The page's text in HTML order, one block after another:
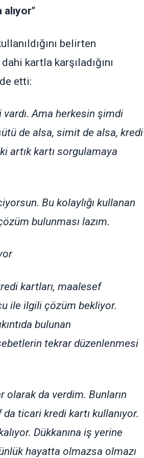
belirten
kartla karşıladığını
etti:
Ama herkesin şimdi
de alsa, simit de alsa, kredi
artık kartı sorgulamaya
Bu kolaylığı kullanan
bulunması lazım.
kartları, maalesef
ile ilgili çözüm bekliyor.
bulunan
tekrar düzenlenmesi
olarak da verdim. Bunların
ticari kredi kartı kullanıyor.
Dükkanına iş yerine
hayatta olmazsa olmazı